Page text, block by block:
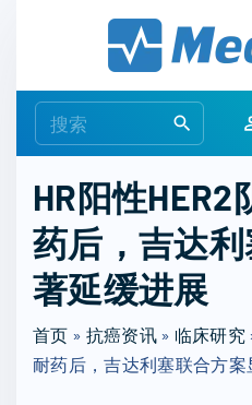
e
r
c
h
f
r
:
HR阳性
药后，吉达
著延缓进展
首页 » 抗癌资讯» 临床研究
耐药后，吉达利塞联合方案